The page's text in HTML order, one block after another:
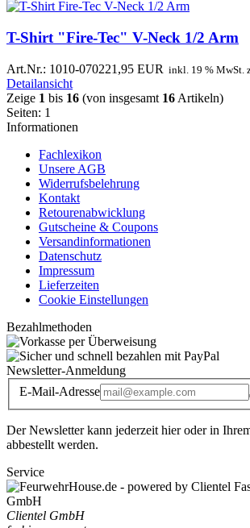
T-Shirt "Fire-Tec" V-Neck 1/2 Arm
Art.Nr.: 1010-070221,95 EUR inkl. 19 % MwSt.
Detailansicht
Zeige 1 bis 16 (von insgesamt 16 Artikeln)
Seiten: 1
Informationen
Fachlexikon
Unsere AGB
Widerrufsbelehrung
Kontakt
Retourenabwicklung
Gutscheine & Coupons
Versandinformationen
Datenschutz
Impressum
Lieferzeiten
Cookie Einstellungen
Bezahlmethoden
Newsletter-Anmeldung
E-Mail-Adresse
Der Newsletter kann jederzeit hier oder in
abbestellt werden.
Service
Clientel GmbH